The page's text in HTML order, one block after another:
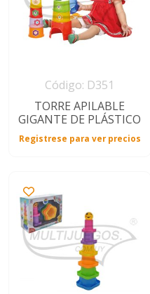
Código: D351
TORRE APILABLE
GIGANTE DE PLÁSTICO
Registrese para ver precios